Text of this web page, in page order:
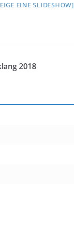
EINE SLIDESHOW]
2018